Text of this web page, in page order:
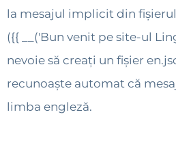
la mesajul implicit din
({{ __('Bun venit pe site-ul
nevoie să creați un fișier
recunoaște automat că
limba engleză.